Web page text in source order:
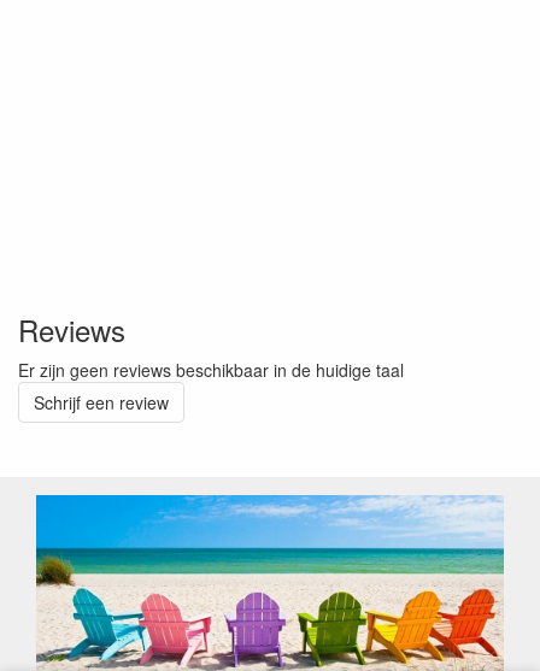
Reviews
Er zijn geen reviews beschikbaar in de huidige taal
Schrijf een review